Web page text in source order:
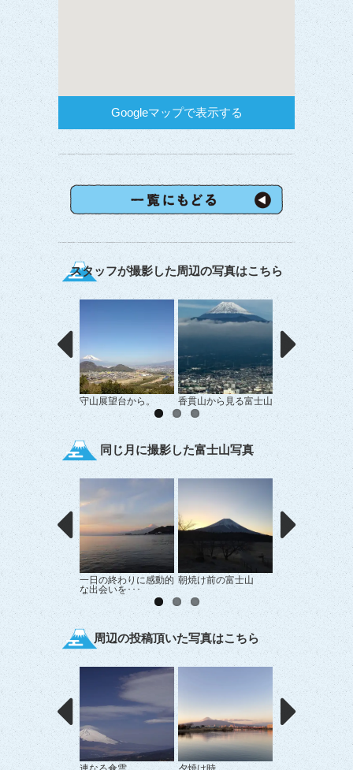
Googleマップで表示する
スタッフが撮影した周辺の写真はこちら
守山展望台から。 香貫山から見る富士山 大物と富士山
同じ月に撮影した富士山写真
一日の終わりに感動的
な出会いを･･･
朝焼け前の富士山 中伊豆からの富
周辺の投稿頂いた写真はこちら